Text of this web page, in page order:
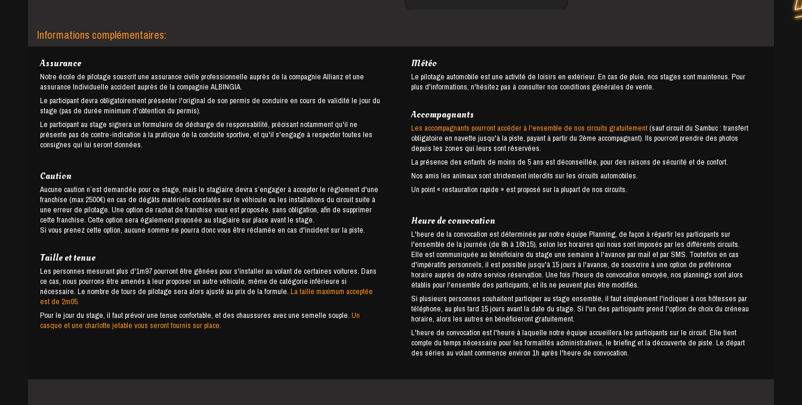
Informations complémentaires:
Assurance
Notre école de pilotage souscrit une assurance civile professionnelle auprès de la compagnie Allianz et une
assurance Individuelle accident auprès de la compagnie ALBINGIA.
Le participant devra obligatoirement présenter l'original de son permis de conduire en cours de validité le jour du
stage (pas de durée minimum d'obtention du permis).
Le participant au stage signera un formulaire de décharge de responsabilité, précisant notamment qu'il ne
présente pas de contre-indication à la pratique de la conduite sportive, et qu'il s'engage à respecter toutes les
consignes qui lui seront données.
Caution
Aucune caution n’est demandée pour ce stage, mais le stagiaire devra s’engager à accepter le règlement d'une
franchise (max 2500€) en cas de dégâts matériels constatés sur le véhicule ou les installations du circuit suite à
une erreur de pilotage. Une option de rachat de franchise vous est proposée, sans obligation, afin de supprimer
cette franchise. Cette option sera également proposée au stagiaire sur place avant le stage.
Si vous prenez cette option, aucune somme ne pourra donc vous être réclamée en cas d'incident sur la piste.
Taille et tenue
Les personnes mesurant plus d'1m97 pourront être gênées pour s'installer au volant de certaines voitures. Dans
ce cas, nous pourrons être amenés à leur proposer un autre véhicule, même de catégorie inférieure si
nécessaire. Le nombre de tours de pilotage sera alors ajusté au prix de la formule.La taille maximum acceptée
est de 2m05.
Pour le jour du stage, il faut prévoir une tenue confortable, et des chaussures avec une semelle souple.Un
casque et une charlotte jetable vous seront fournis sur place.
Météo
Le pilotage automobile est une activité de loisirs en extérieur. En cas de pluie, nos stages sont maintenus. Pour
plus d'informations, n'hésitez pas à consulter nos conditions générales de vente.
Accompagnants
Les accompagnants pourront accéder à l'ensemble de nos circuits gratuitement(sauf circuit du Sambuc : transfert
obligatoire en navette jusqu'à la piste, payant à partir du 2ème accompagnant). Ils pourront prendre des photos
depuis les zones qui leurs sont réservées.
La présence des enfants de moins de 5 ans est déconseillée, pour des raisons de sécurité et de confort.
Nos amis les animaux sont strictement interdits sur les circuits automobiles.
Un point « restauration rapide » est proposé sur la plupart de nos circuits.
Heure de convocation
L'heure de la convocation est déterminée par notre équipe Planning, de façon à répartir les participants sur
l'ensemble de la journée (de 8h à 16h15), selon les horaires qui nous sont imposés par les différents circuits.
Elle est communiquée au bénéficiaire du stage une semaine à l'avance par mail et par SMS. Toutefois en cas
d'impératifs personnels, il est possible jusqu'à 15 jours à l'avance, de souscrire à une option de préférence
horaire auprès de notre service réservation. Une fois l'heure de convocation envoyée, nos plannings sont alors
établis pour l'ensemble des participants, et ils ne peuvent plus être modifiés.
Si plusieurs personnes souhaitent participer au stage ensemble, il faut simplement l'indiquer à nos hôtesses par
téléphone, au plus tard 15 jours avant la date du stage. Si l'un des participants prend l'option de choix du créneau
horaire, alors les autres en bénéficieront gratuitement.
L'heure de convocation est l'heure à laquelle notre équipe accueillera les participants sur le circuit. Elle tient
compte du temps nécessaire pour les formalités administratives, le briefing et la découverte de piste. Le départ
des séries au volant commence environ 1h après l'heure de convocation.